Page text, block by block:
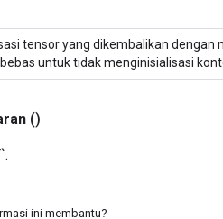
tensor yang dikembalikan dengan
untuk tidak menginisialisasi
()
ini membantu?